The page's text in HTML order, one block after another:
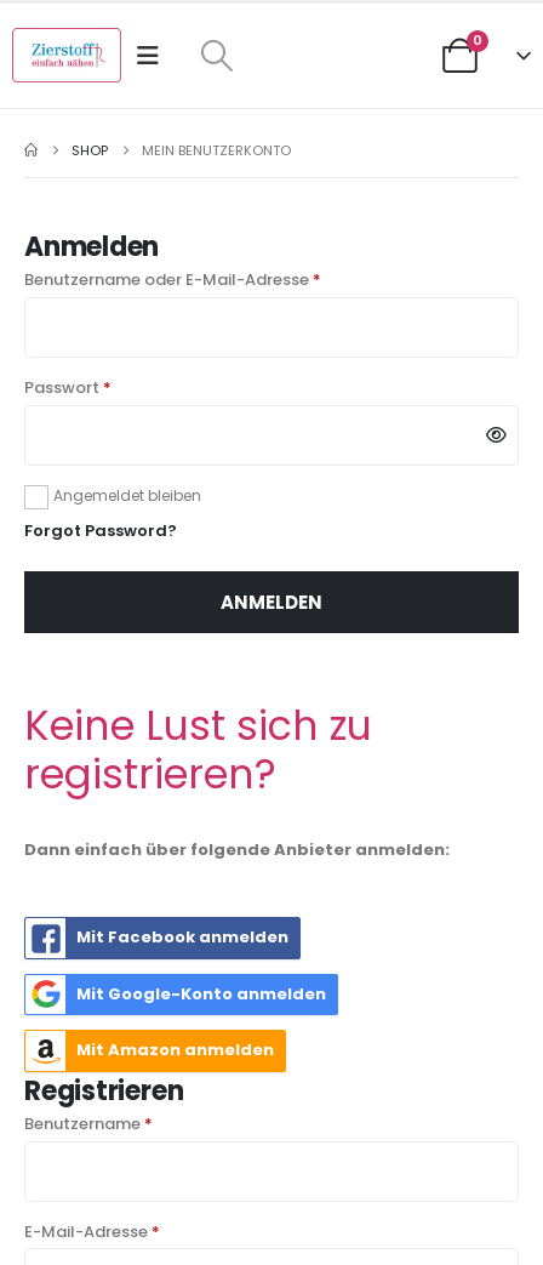
0
SHOP MEIN BENUTZERKONTO
Anmelden
Benutzername oder E-Mail-Adresse *
Passwort *
Angemeldet bleiben
Forgot Password?
ANMELDEN
Keine Lust sich zu
registrieren?
Dann einfach über folgende Anbieter anmelden:
Mit Facebook anmelden
Mit Google-Konto anmelden
Mit Amazon anmelden
Registrieren
Benutzername *
E-Mail-Adresse *